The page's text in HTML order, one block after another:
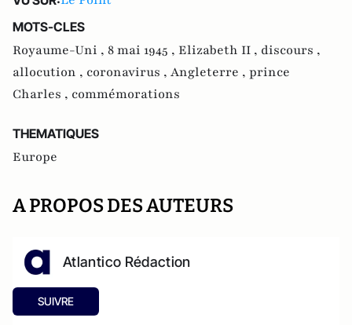
MOTS-CLES
Royaume-Uni , 8 mai 1945 , Elizabeth II , discours ,
allocution , coronavirus , Angleterre , prince
Charles , commémorations
THEMATIQUES
Europe
A PROPOS DES AUTEURS
Atlantico Rédaction
SUIVRE